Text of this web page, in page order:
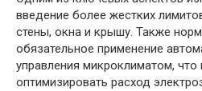
введение более жестких
стены, окна и крышу. Также
обязательное применение
управления микроклиматом, что
оптимизировать расход